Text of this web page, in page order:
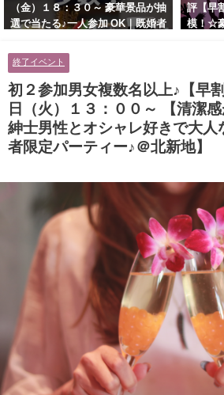
（金）１８：３０～ 豪華景品が抽
選で当たる♪一人参加 OK｜既婚者
に余裕のある健康的なオシャレ男
性と美容好きで優しさのある大人
女性の既婚者限定ビッグパーティ
ー♪＠池袋】
評【早
模！☆
ティー
終了イベント
初２参加男女複数名以上♪【早
日（火）１３：００～ 【清潔
紳士男性とオシャレ好きで大人
者限定パーティー♪＠北新地】